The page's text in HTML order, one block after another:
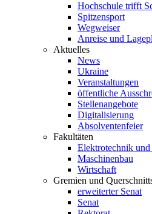
Hochschule trifft
Spitzensport
Wegweiser
Anreise und
Aktuelles
News
Ukraine
Veranstaltungen
öffentliche
Stellenangebote
Digitalisierung
Absolventenfeier
Fakultäten
Elektrotechnik
Maschinenbau
Wirtschaft
Gremien und
erweiterter Senat
Senat